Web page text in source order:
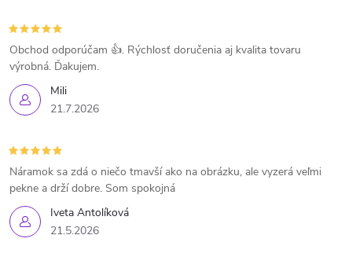
Mili
21.7.2026
Obchod odporúčam 👍. Rýchlosť doručenia aj kvalita tovaru
výrobná. Ďakujem.
Iveta Antolíková
21.5.2026
Náramok sa zdá o niečo tmavší ako na obrázku, ale vyzerá veľmi
pekne a drží dobre. Som spokojná